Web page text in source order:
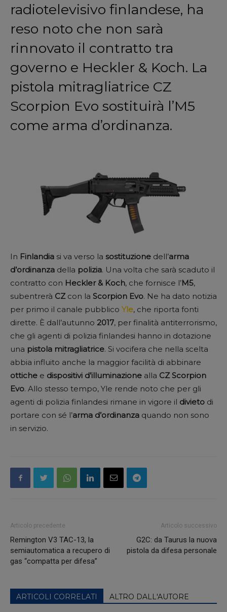
radiotelevisivo finlandese, ha
reso noto che non sarà
rinnovato il contratto tra
governo e Heckler & Koch. La
pistola mitragliatrice CZ
Scorpion Evo sostituirà l’M5
come arma d’ordinanza.
In Finlandia si va verso la sostituzione dell’arma
d’ordinanza della polizia. Una volta che sarà scaduto il
contratto con Heckler & Koch, che fornisce l’M5,
subentrerà CZcon la Scorpion Evo. Ne ha dato notizia
per primo il canale pubblicoYle, che riporta fonti
dirette. È dall’autunno 2017, per finalità antiterrorismo,
che gli agenti di polizia finlandesi hanno in dotazione
una pistola mitragliatrice. Si vocifera che nella scelta
abbia influito anche la maggior facilità di abbinare
ottiche e dispositivi d’illuminazione alla CZ Scorpion
Evo. Allo stesso tempo, Yle rende noto che per gli
agenti di polizia finlandesi rimane in vigore il divieto di
portare con sé l’arma d’ordinanza quando non sono
in servizio.
Articolo precedente
Remington V3 TAC-13, la
semiautomatica a recupero di
gas “compatta per difesa”
Articolo successivo
G2C: da Taurus la nuova
pistola da difesa personale
ARTICOLI CORRELATI ALTRO DALL'AUTORE